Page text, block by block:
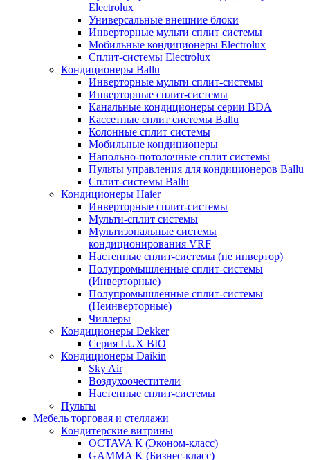
Electrolux
Универсальные внешние блоки
Инверторные мульти сплит системы
Мобильные кондиционеры Electrolux
Сплит-системы Electrolux
Кондиционеры Ballu
Инверторные мульти сплит-системы
Инверторные сплит-системы
Канальные кондиционеры серии BDA
Кассетные сплит системы Ballu
Колонные сплит системы
Мобильные кондиционеры
Напольно-потолочные сплит системы
Пульты управления для кондиционеров Ballu
Сплит-системы Ballu
Кондиционеры Haier
Инверторные сплит-системы
Мульти-сплит системы
Мультизональные системы
кондиционирования VRF
Настенные сплит-системы (не инвертор)
Полупромышленные сплит-системы
(Инверторные)
Полупромышленные сплит-системы
(Неинверторные)
Чиллеры
Кондиционеры Dekker
Серия LUX BIO
Кондиционеры Daikin
Sky Air
Воздухоочестители
Настенные сплит-системы
Пульты
Мебель торговая и стеллажи
Кондитерские витрины
OCTAVA К (Эконом-класс)
GAMMA K (Бизнес-класс)